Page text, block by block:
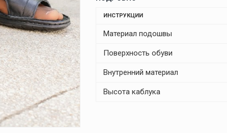
ИНСТРУКЦИИ
Материал подошвы
Поверхность обуви
Внутренний материал
Высота каблука